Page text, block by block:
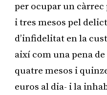
per ocupar un
i tres mesos pel
d’infidelitat en la
així com una pena
quatre mesos i
euros al dia- i la